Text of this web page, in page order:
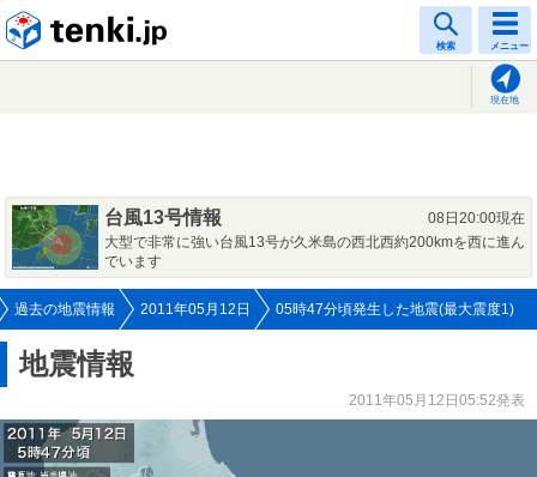
検索 メニュー
現在地
台風13号情報
08日20:00現在
大型で非常に強い台風13号が久米島の西北西約200kmを西に進ん
でいます
過去の地震情報 2011年05月12日 05時47分頃発生した地震(最大震度1)
地震情報
2011年05月12日05:52発表